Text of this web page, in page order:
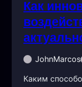
Как
JohnMarcos
Каким